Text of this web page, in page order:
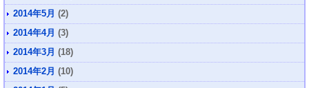
2014年5月 (2)
2014年4月 (3)
2014年3月 (18)
2014年2月 (10)